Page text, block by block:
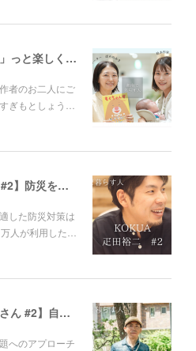
子育ての日常を「ズコー！」っと楽しくする絵本「もぐちゃんず」／絵本作家すぎもとしょうこ×イラストレーターほそのみき
者のお二人にご
ぎもとしょう…
【KOKUAの疋田 裕二さん #2】防災を「めんどくさいこと」から「価値のあること」へ。
した防災対策は
人が利用した…
【株式会社コルの福元雅和さん #2】自己満足で終わらせない。社会課題に取り組むときの心構えとは。
へのアプローチ